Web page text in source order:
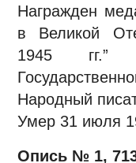
Награжден
в Великой
1945 гг.”
Народный
Умер 31 июля
Опись № 1, 713